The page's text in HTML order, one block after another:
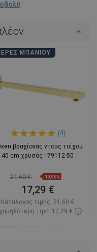
ΜΠΆΝΙΟΥ
(4)
βραχίονας ντους τοίχου
40 cm χρυσός - 79112-50
21,60 € -19,95%
17,29 €
Κατάλογος τιμής: 21,60 €
τιμή: 17,29 €